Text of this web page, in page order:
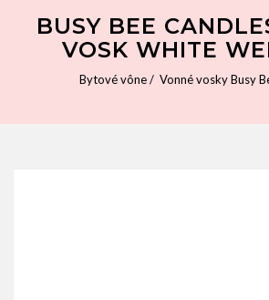
BUSY BEE
VOSK WHITE
Bytové vône Vonné vosky Busy